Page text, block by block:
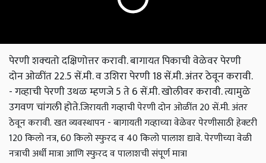
पेरणी शक्‍यतो दक्षिणोत्तर करावी. बागायत पिकाची वेळेवर पेरणी
दोन ओळींत 22.5 सें.मी. व उशिरा पेरणी 18 सें.मी. अंतर ठेवून करावी.
- गव्हाची पेरणी उथळ म्हणजे 5 ते 6 सें.मी. खोलीवर करावी. त्यामुळे
उगवण चांगली होते.जिरायती गव्हाची पेरणी दोन ओळींत 20 सें.मी. अंतर
ठेवून करावी.खत व्यवस्थापन - बागायती गव्हाच्या वेळेवर पेरणीसाठी हेक्‍टरी
120 किलो नत्र, 60 किलो स्फुरद व 40 किलो पालाश द्यावे. पेरणीच्या वेळी
नत्राची अर्धी मात्रा आणि स्फुरद व पालाशची संपूर्ण मात्रा